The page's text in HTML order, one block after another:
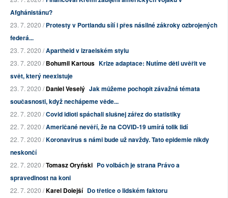
Afghánistánu?
23. 7. 2020 /Protesty v Portlandu sílí i přes násilné zákroky ozbrojených
federá...
23. 7. 2020 /Apartheid v izraelském stylu
23. 7. 2020 /Bohumil Kartous Krize adaptace: Nutíme děti uvěřit ve
svět, který neexistuje
23. 7. 2020 /Daniel Veselý Jak můžeme pochopit závažná témata
současnosti, když nechápeme věde...
22. 7. 2020 /Covid idioti spáchali slušnej zářez do statistiky
22. 7. 2020 /Američané nevěří, že na COVID-19 umírá tolik lidí
22. 7. 2020 /Koronavirus s námi bude už navždy. Tato epidemie nikdy
neskončí
22. 7. 2020 /Tomasz Oryński Po volbách je strana Právo a
spravedlnost na koni
22. 7. 2020 /Karel Dolejší Do třetice o lidském faktoru